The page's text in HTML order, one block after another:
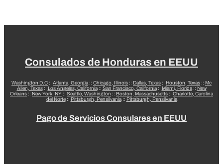
Consulados de Honduras en EEUU
Washington D.C :: Atlanta, Georgia:: Chicago, Illinois :: Dallas, Texas :: Houston, Texas :: Mc
Allen, Texas:: Los Angeles, California:: San Francisco, California:: Miami, Florida:: New
Orleans :: New York, NY :: Seattle, Washington :: Boston, Massachusetts :: Charlotte, Carolina
del Norte:: Pittsburgh, Pensilvania:: Pittsburgh, Pensilvania
Pago de Servicios Consulares en EEUU